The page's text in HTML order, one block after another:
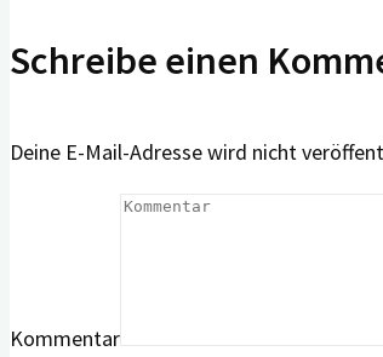
Schreibe einen
Deine E-Mail-Adresse wird nicht
Kommentar